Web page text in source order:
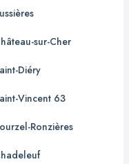
sur-Cher
Diéry
Vincent 63
Ronzières